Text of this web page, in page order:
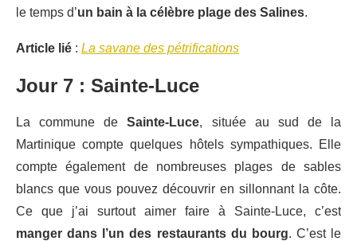
le temps d’un bain à la célèbre plage des Salines.
Article lié : La savane des pétrifications
Jour 7 : Sainte-Luce
La commune deSainte-Luce, située au sud de la
Martinique compte quelques hôtels sympathiques. Elle
compte également de nombreuses plages de sables
blancs que vous pouvez découvrir en sillonnant la côte.
Ce que j’ai surtout aimer faire à Sainte-Luce, c’est
manger dans l’un des restaurants du bourg. C’est le